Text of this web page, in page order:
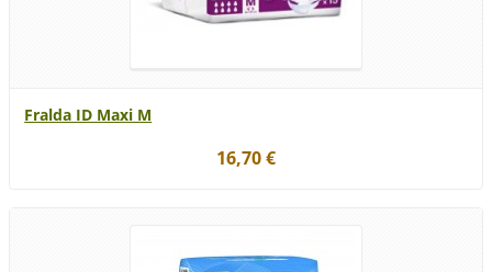
Fralda ID Maxi M
16,70 €